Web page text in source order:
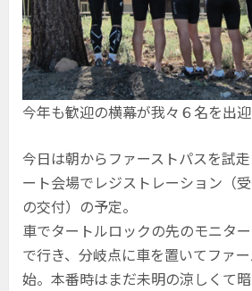
今年も歓迎の横幕が我々６名を出
今日は朝からファーストパスを試
ート会場でレジストレーション（
の交付）の予定。
車でタートルロックの先のモニタ
で行き、分岐点に車を置いてファ
始。本番時はまだ未明の涼しくて